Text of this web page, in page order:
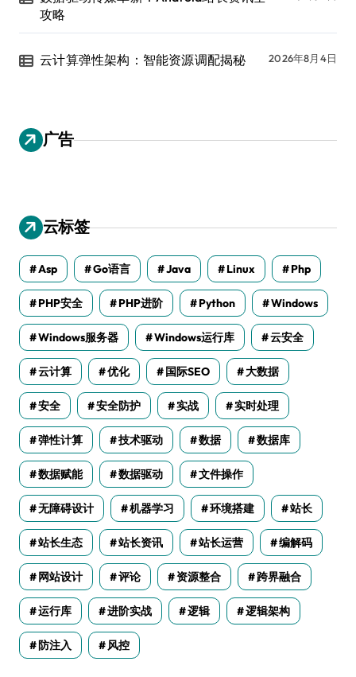
攻略
云计算弹性架构：智能资源调配揭秘 2026年8月4日
广告
云标签
Asp Go语言 Java Linux Php
PHP安全 PHP进阶 Python Windows
Windows服务器 Windows运行库 云安全
云计算 优化 国际SEO 大数据
安全 安全防护 实战 实时处理
弹性计算 技术驱动 数据 数据库
数据赋能 数据驱动 文件操作
无障碍设计 机器学习 环境搭建 站长
站长生态 站长资讯 站长运营 编解码
网站设计 评论 资源整合 跨界融合
运行库 进阶实战 逻辑 逻辑架构
防注入 风控